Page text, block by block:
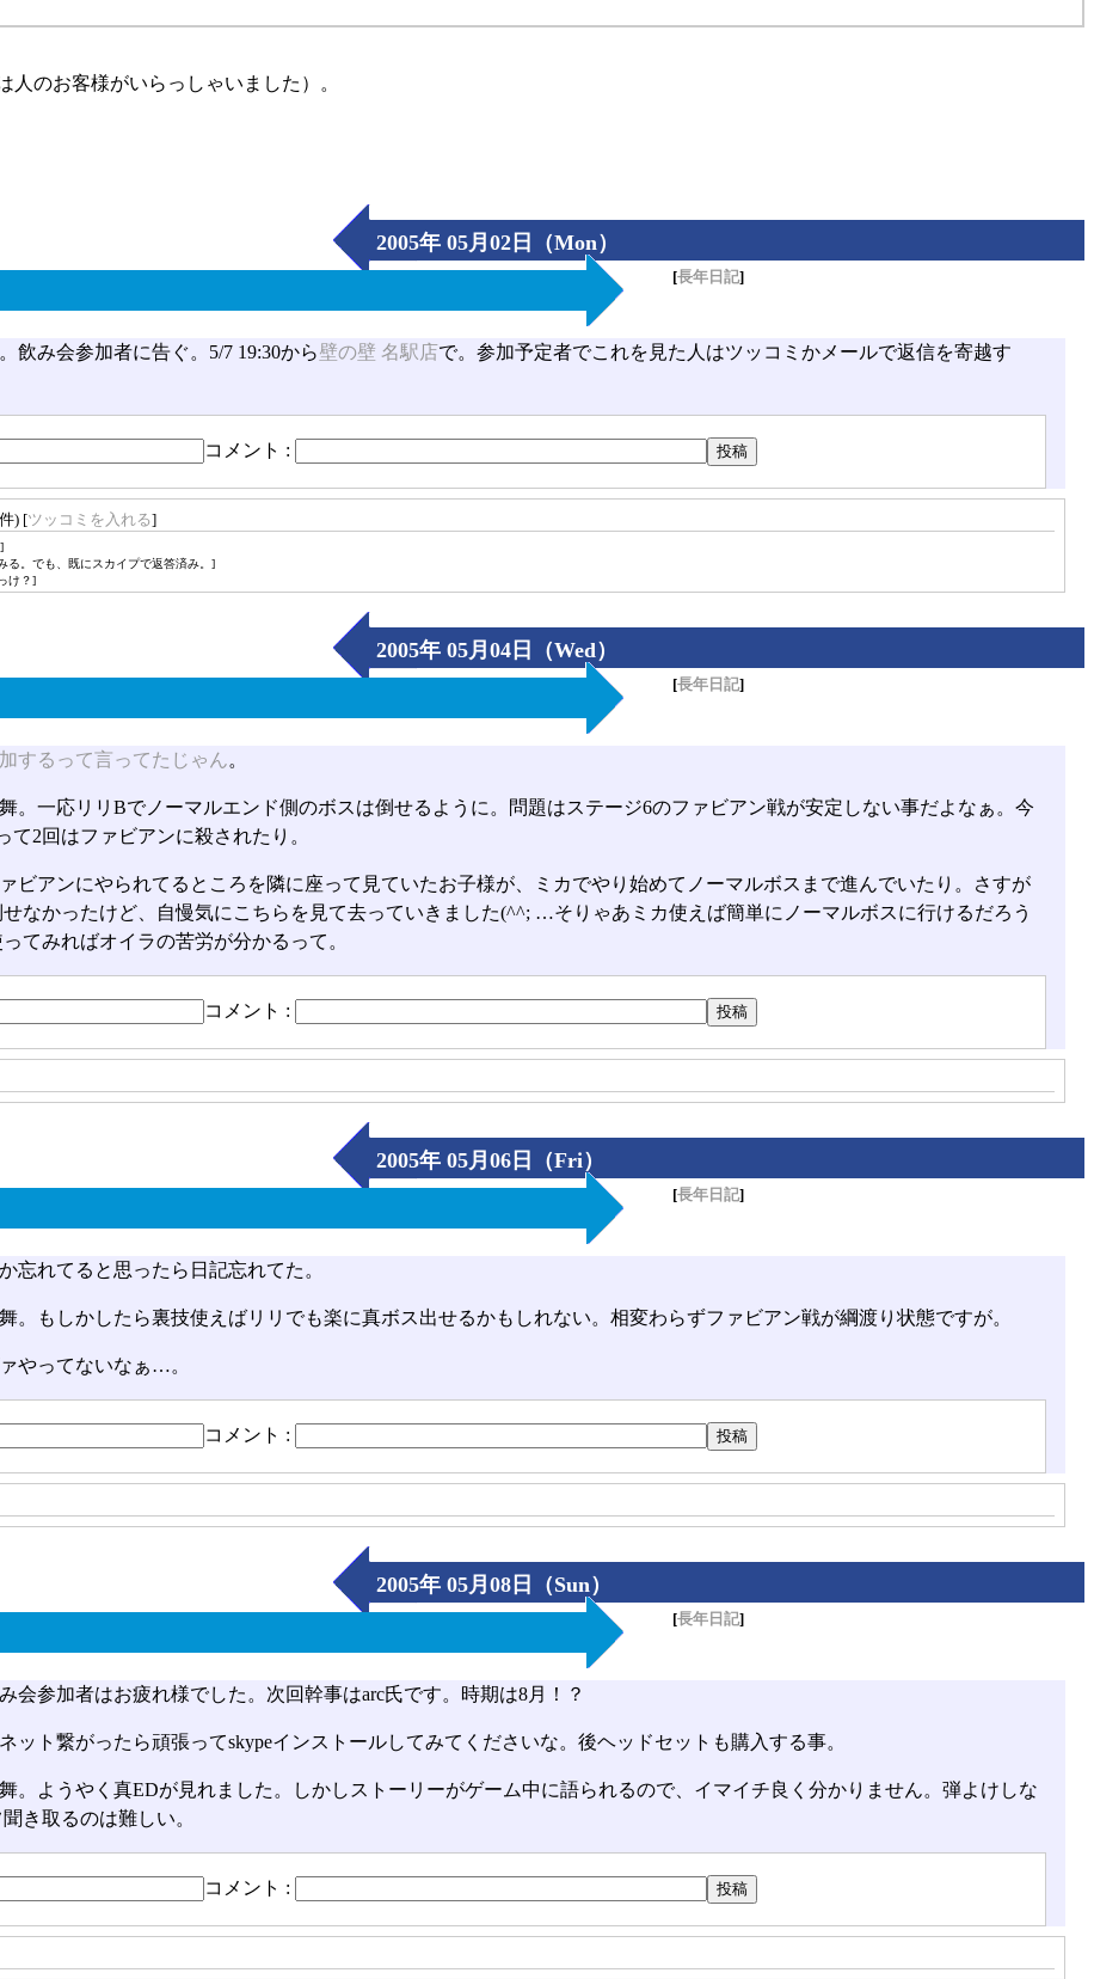
のお客様がいらっしゃいました）。
2005年 05月02日（Mon）
[長年日記]
飲み会参加者に告ぐ。5/7 19:30から壁の壁 名駅店で。参加予定者でこれを見た人はツッコミかメールで返信を寄越す
コメント :
) [ツッコミを入れる]
る。でも、既にスカイプで返答済み。]
け？]
2005年 05月04日（Wed）
[長年日記]
するって言ってたじゃん。
。一応リリBでノーマルエンド側のボスは倒せるように。問題はステージ6のファビアン戦が安定しない事だよなぁ。今
て2回はファビアンに殺されたり。
ビアンにやられてるところを隣に座って見ていたお子様が、ミカでやり始めてノーマルボスまで進んでいたり。さすが
なかったけど、自慢気にこちらを見て去っていきました(^^; …そりゃあミカ使えば簡単にノーマルボスに行けるだろう
てみればオイラの苦労が分かるって。
コメント :
2005年 05月06日（Fri）
[長年日記]
忘れてると思ったら日記忘れてた。
。もしかしたら裏技使えばリリでも楽に真ボス出せるかもしれない。相変わらずファビアン戦が綱渡り状態ですが。
やってないなぁ…。
コメント :
2005年 05月08日（Sun）
[長年日記]
会参加者はお疲れ様でした。次回幹事はarc氏です。時期は8月！？
ット繋がったら頑張ってskypeインストールしてみてくださいな。後ヘッドセットも購入する事。
。ようやく真EDが見れました。しかしストーリーがゲーム中に語られるので、イマイチ良く分かりません。弾よけしな
き取るのは難しい。
コメント :